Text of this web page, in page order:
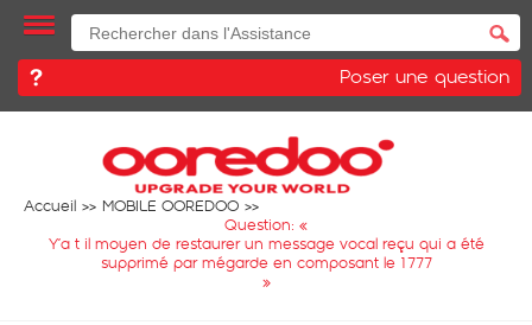
Poser une question
Accueil
MOBILE OOREDOO
Question: «
Y’a t il moyen de restaurer un message vocal reçu qui a été
supprimé par mégarde en composant le 1777
»